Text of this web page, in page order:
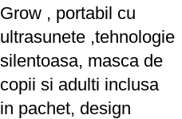
Grow , portabil cu
ultrasunete ,tehnologie
silentoasa, masca de
copii si adulti inclusa
in pachet, design